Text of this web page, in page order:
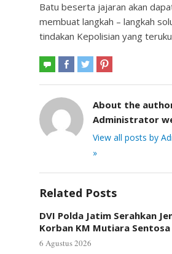
Batu beserta jajaran akan
membuat langkah – langkah
tindakan Kepolisian yang
About the
Administrator
View all posts by
»
Related Posts
DVI Polda Jatim Serahkan
Korban KM Mutiara
6 Agustus 2026